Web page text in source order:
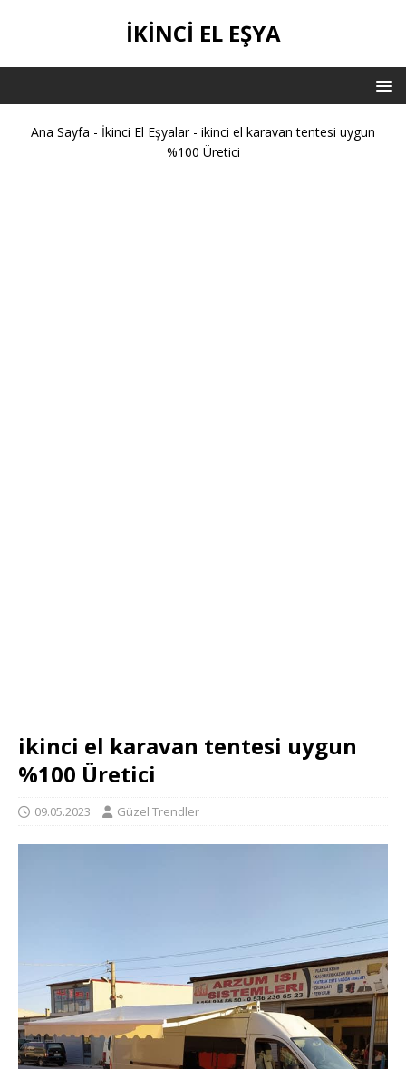
İKİNCİ EL EŞYA
Ana Sayfa - İkinci El Eşyalar- ikinci el karavan tentesi uygun
%100 Üretici
ikinci el karavan tentesi uygun
%100 Üretici
09.05.2023 Güzel Trendler